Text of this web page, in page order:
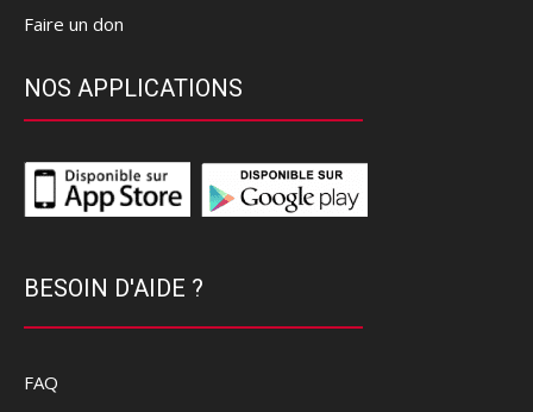
Faire un don
NOS APPLICATIONS
BESOIN D'AIDE ?
FAQ